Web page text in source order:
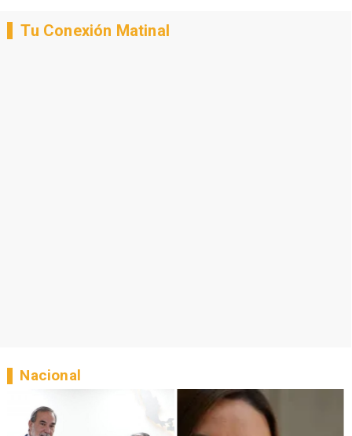
Tu Conexión Matinal
Nacional